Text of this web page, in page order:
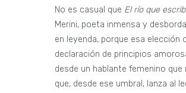
No es casual que El río que
Merini, poeta inmensa y
en leyenda, porque esa elección
declaración de principios
desde un hablante femenino
que, desde ese umbral, lanza al